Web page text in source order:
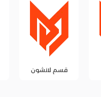
قسم المخللات